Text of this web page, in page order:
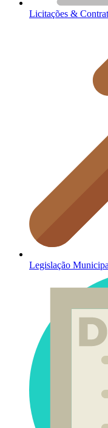
Licitações &
Legislação